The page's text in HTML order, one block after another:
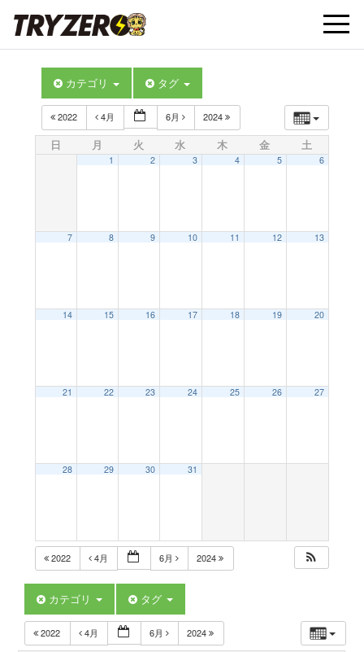
t
t
カテゴリ タグ
2022 4月 6月 2024
日 月 火 水 木 金 土
1 2 3 4 5 6
7 8 9 10 11 12 13
14 15 16 17 18 19 20
21 22 23 24 25 26 27
28 29 30 31
2022 4月 6月 2024
カテゴリ タグ
2022 4月 6月 2024